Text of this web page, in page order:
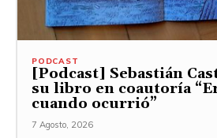
PODCAST
[Podcast] Sebastián
su libro en coautoría
cuando ocurrió”
7 Agosto, 2026